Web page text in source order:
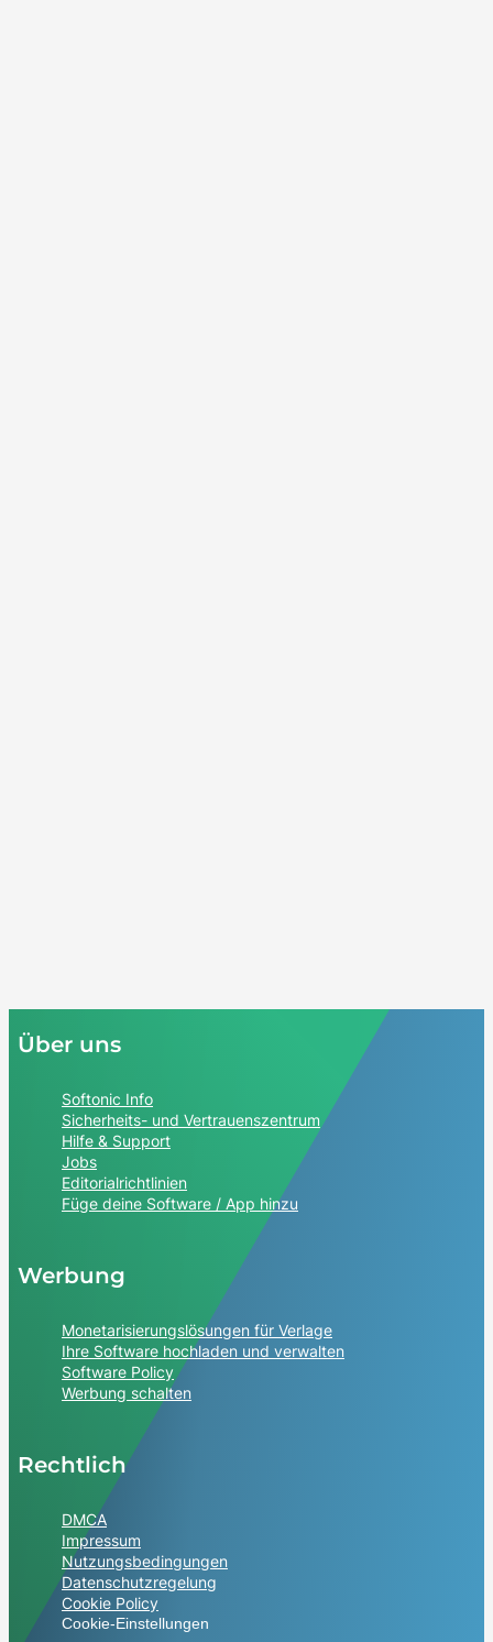
Über uns
Softonic Info
Sicherheits- und Vertrauenszentrum
Hilfe & Support
Jobs
Editorialrichtlinien
Füge deine Software / App hinzu
Werbung
Monetarisierungslösungen für Verlage
Ihre Software hochladen und verwalten
Software Policy
Werbung schalten
Rechtlich
DMCA
Impressum
Nutzungsbedingungen
Datenschutzregelung
Cookie Policy
Cookie-Einstellungen